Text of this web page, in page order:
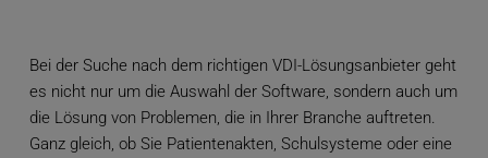
Bei der Suche nach dem richtigen VDI-Lösungsanbieter geht
es nicht nur um die Auswahl der Software, sondern auch um
die Lösung von Problemen, die in Ihrer Branche auftreten.
Ganz gleich, ob Sie Patientenakten, Schulsysteme oder eine